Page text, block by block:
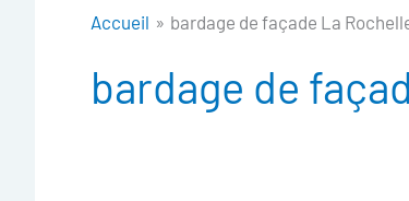
Accueil bardage de façade La
bardage de